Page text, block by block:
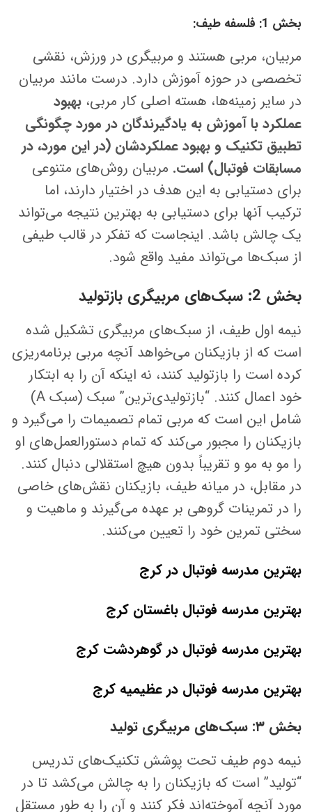
بخش 1: فلسفه طیف:
مربیان، مربی هستند و مربیگری در ورزش، نقشی
تخصصی در حوزه آموزش دارد. درست مانند مربیان
در سایر زمینه‌ها، هسته اصلی کار مربی،بهبود
عملکرد با آموزش به یادگیرندگان در مورد چگونگی
تطبیق تکنیک و بهبود عملکردشان (در این مورد، در
مسابقات فوتبال) است. مربیان روش‌های متنوعی
برای دستیابی به این هدف در اختیار دارند، اما
ترکیب آنها برای دستیابی به بهترین نتیجه می‌تواند
یک چالش باشد. اینجاست که تفکر در قالب طیفی
از سبک‌ها می‌تواند مفید واقع شود.
بخش 2: سبک‌های مربیگری بازتولید
نیمه اول طیف، از سبک‌های مربیگری تشکیل شده
است که از بازیکنان می‌خواهد آنچه مربی برنامه‌ریزی
کرده است را بازتولید کنند، نه اینکه آن را به ابتکار
خود اعمال کنند. “بازتولیدی‌ترین” سبک (سبک A)
شامل این است که مربی تمام تصمیمات را می‌گیرد و
بازیکنان را مجبور می‌کند که تمام دستورالعمل‌های او
را مو به مو و تقریباً بدون هیچ استقلالی دنبال کنند.
در مقابل، در میانه طیف، بازیکنان نقش‌های خاصی
را در تمرینات گروهی بر عهده می‌گیرند و ماهیت و
سختی تمرین خود را تعیین می‌کنند.
بهترین مدرسه فوتبال در کرج
بهترین مدرسه فوتبال باغستان کرج
بهترین مدرسه فوتبال در گوهردشت کرج
بهترین مدرسه فوتبال در عظیمیه کرج
بخش ۳: سبک‌های مربیگری تولید
نیمه دوم طیف تحت پوشش تکنیک‌های تدریس
“تولید” است که بازیکنان را به چالش می‌کشد تا در
مورد آنچه آموخته‌اند فکر کنند و آن را به طور مستقل